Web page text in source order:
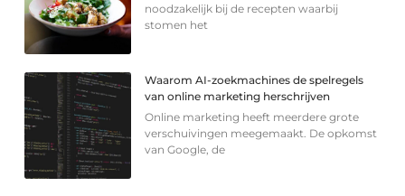
noodzakelijk bij de recepten waarbij
stomen het
Waarom AI-zoekmachines de spelregels
van online marketing herschrijven
Online marketing heeft meerdere grote
verschuivingen meegemaakt. De opkomst
van Google, de